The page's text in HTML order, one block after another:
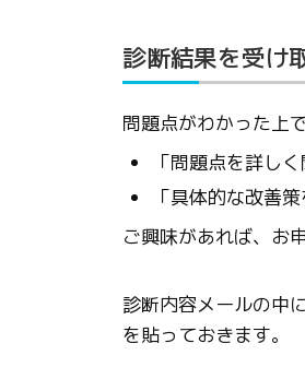
診断結果を受け
問題点がわかった上で
「問題点を詳し
「具体的な改善
ご興味があれば、お
診断内容メールの中
を貼っておきます。